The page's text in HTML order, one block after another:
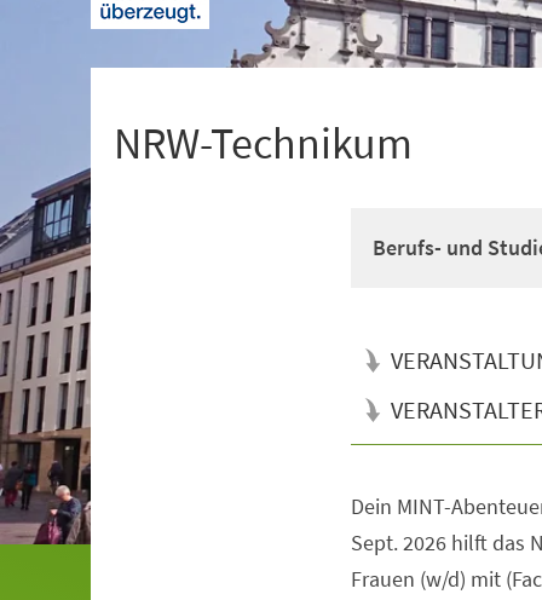
NRW-Technikum
Berufs- und
Dein MINT-
Sept. 2026 hilft das
Frauen (w/d) mit